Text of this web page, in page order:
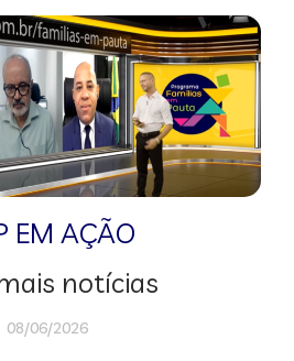
EM AÇÃO
notícias
08/06/2026